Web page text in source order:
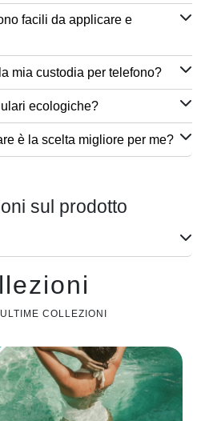
facili da applicare e
mia custodia per telefono?
ecologiche?
è la scelta migliore per me?
sul prodotto
COLLEZIONI